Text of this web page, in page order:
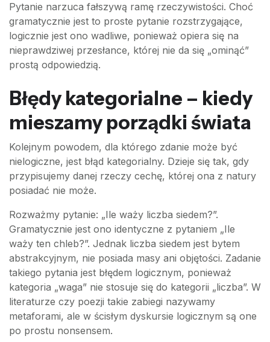
Pytanie narzuca fałszywą ramę rzeczywistości. Choć
gramatycznie jest to proste pytanie rozstrzygające,
logicznie jest ono wadliwe, ponieważ opiera się na
nieprawdziwej przesłance, której nie da się „ominąć”
prostą odpowiedzią.
Błędy kategorialne – kiedy
mieszamy porządki świata
Kolejnym powodem, dla którego zdanie może być
nielogiczne, jest błąd kategorialny. Dzieje się tak, gdy
przypisujemy danej rzeczy cechę, której ona z natury
posiadać nie może.
Rozważmy pytanie: „Ile waży liczba siedem?”.
Gramatycznie jest ono identyczne z pytaniem „Ile
waży ten chleb?”. Jednak liczba siedem jest bytem
abstrakcyjnym, nie posiada masy ani objętości. Zadanie
takiego pytania jest błędem logicznym, ponieważ
kategoria „waga” nie stosuje się do kategorii „liczba”. W
literaturze czy poezji takie zabiegi nazywamy
metaforami, ale w ścisłym dyskursie logicznym są one
po prostu nonsensem.